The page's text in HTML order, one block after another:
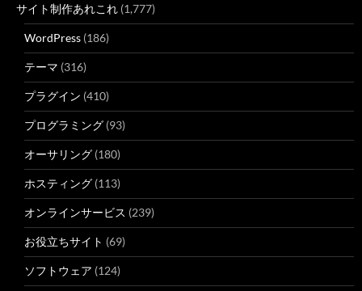
サイト制作あれこれ (1,777)
WordPress (186)
テーマ (316)
プラグイン (410)
プログラミング (93)
オーサリング (180)
ホスティング (113)
オンラインサービス (239)
お役立ちサイト (69)
ソフトウェア (124)